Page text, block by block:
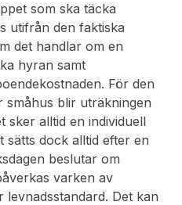
som ska täcka
utifrån den faktiska
det handlar om en
hyran samt
För den
småhus blir uträkningen
sker alltid en individuell
sätts dock alltid efter en
beslutar om
varken av
Det kan